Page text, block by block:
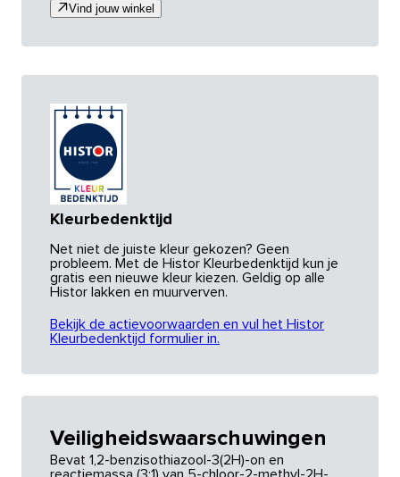
Vind jouw winkel
Kleurbedenktijd
Net niet de juiste kleur gekozen? Geen
probleem. Met de Histor Kleurbedenktijd kun je
gratis een nieuwe kleur kiezen. Geldig op alle
Histor lakken en muurverven.
Bekijk de actievoorwaarden en vul het Histor
Kleurbedenktijd formulier in.
Veiligheidswaarschuwingen
Bevat 1,2-benzisothiazool-3(2H)-on en
reactiemassa (3:1) van 5-chloor-2-methyl-2H-